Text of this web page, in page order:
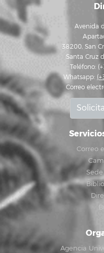
Avenida
38200, San
Santa Cruz
Teléfono:
Whatsapp:
Correo
Correo
Agencia